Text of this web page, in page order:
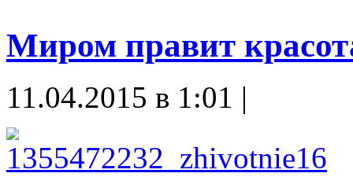
Миром правит
11.04.2015 в 1:01 |